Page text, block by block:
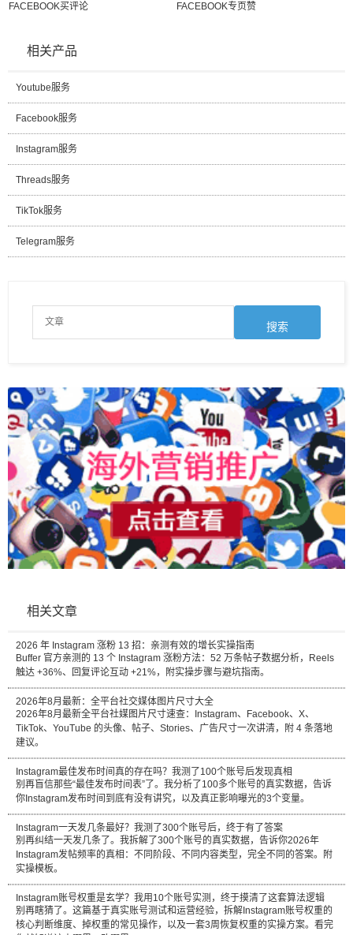
FACEBOOK买评论
FACEBOOK专页赞
相关产品
Youtube服务
Facebook服务
Instagram服务
Threads服务
TikTok服务
Telegram服务
相关文章
2026 年 Instagram 涨粉 13 招：亲测有效的增长实操指南
Buffer 官方亲测的 13 个 Instagram 涨粉方法：52 万条帖子数据分析，Reels
触达 +36%、回复评论互动 +21%，附实操步骤与避坑指南。
2026年8月最新：全平台社交媒体图片尺寸大全
2026年8月最新全平台社媒图片尺寸速查：Instagram、Facebook、X、
TikTok、YouTube 的头像、帖子、Stories、广告尺寸一次讲清，附 4 条落地
建议。
Instagram最佳发布时间真的存在吗？我测了100个账号后发现真相
别再盲信那些“最佳发布时间表”了。我分析了100多个账号的真实数据，告诉
你Instagram发布时间到底有没有讲究，以及真正影响曝光的3个变量。
Instagram一天发几条最好？我测了300个账号后，终于有了答案
别再纠结一天发几条了。我拆解了300个账号的真实数据，告诉你2026年
Instagram发帖频率的真相：不同阶段、不同内容类型，完全不同的答案。附
实操模板。
Instagram账号权重是玄学？我用10个账号实测，终于摸清了这套算法逻辑
别再瞎猜了。这篇基于真实账号测试和运营经验，拆解Instagram账号权重的
核心判断维度、掉权重的常见操作，以及一套3周恢复权重的实操方案。看完